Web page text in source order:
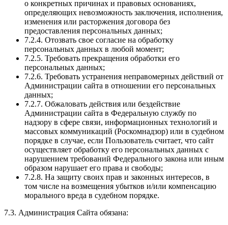
о конкретных причинах и правовых основаниях,
определяющих невозможность заключения, исполнения,
изменения или расторжения договора без
предоставления персональных данных;
7.2.4. Отозвать свое согласие на обработку
персональных данных в любой момент;
7.2.5. Требовать прекращения обработки его
персональных данных;
7.2.6. Требовать устранения неправомерных действий от
Администрации сайта в отношении его персональных
данных;
7.2.7. Обжаловать действия или бездействие
Администрации сайта в Федеральную службу по
надзору в сфере связи, информационных технологий и
массовых коммуникаций (Роскомнадзор) или в судебном
порядке в случае, если Пользователь считает, что сайт
осуществляет обработку его персональных данных с
нарушением требований Федерального закона или иным
образом нарушает его права и свободы;
7.2.8. На защиту своих прав и законных интересов, в
том числе на возмещения убытков и/или компенсацию
морального вреда в судебном порядке.
7.3. Администрация Сайта обязана: